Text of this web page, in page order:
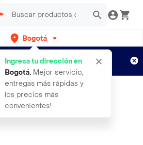
Bogotá
Ingresa tu dirección en
Bogotá. Mejor servicio,
entregas más rápidas y
los precios más
convenientes!
gratis por semanas
Aplican TyC
Surtidos,